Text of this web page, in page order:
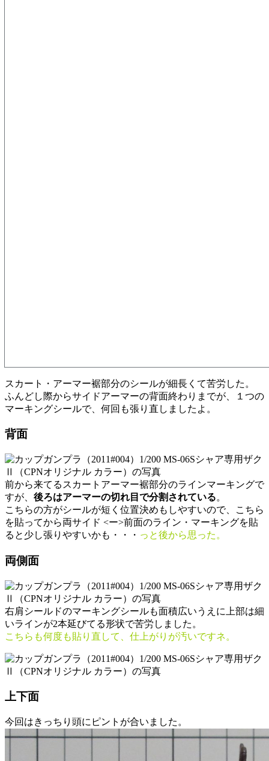
スカート・アーマー裾部分のシールが細長くて苦労した。
ふんどし際からサイドアーマーの背面終わりまでが、１つの
マーキングシールで、何回も張り直しましたよ。
背面
前から来てるスカートアーマー裾部分のラインマーキングで
すが、 後ろはアーマーの切れ目で分割されている。
こちらの方がシールが短く位置決めもしやすいので、こちら
を貼ってから両サイド <ー>前面のライン・マーキングを貼
ると少し張りやすいかも・・・ っと後から思った。
両側面
右肩シールドのマーキングシールも面積広いうえに上部は細
いラインが2本延びてる形状で苦労しました。
こちらも何度も貼り直して、仕上がりが汚いですネ。
上下面
今回はきっちり頭にピントが合いました。